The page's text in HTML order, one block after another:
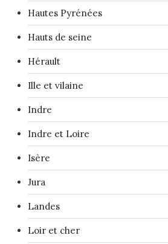
Hautes Pyrénées
Hauts de seine
Hérault
Ille et vilaine
Indre
Indre et Loire
Isère
Jura
Landes
Loir et cher